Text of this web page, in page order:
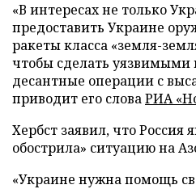
«В интересах не только
предоставить Украине
ракеты класса «земля-
чтобы сделать уязвимыми
десантные операции с
приводит его словаРИА
Хербст заявил, что Россия
обострила» ситуацию на
«Украине нужна помощь